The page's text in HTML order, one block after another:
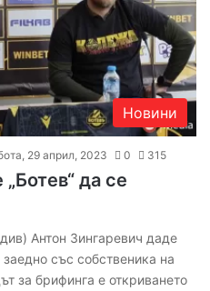
Новини
29 април, 2023 0 315
да се
Антон Зингаревич даде
със собственика на
за брифинга е откриването